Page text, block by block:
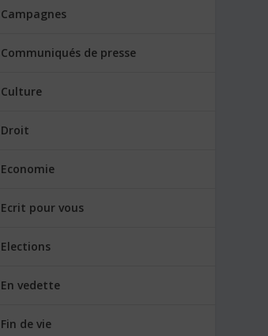
Campagnes
Communiqués de presse
Culture
Droit
Economie
Ecrit pour vous
Elections
En vedette
Fin de vie